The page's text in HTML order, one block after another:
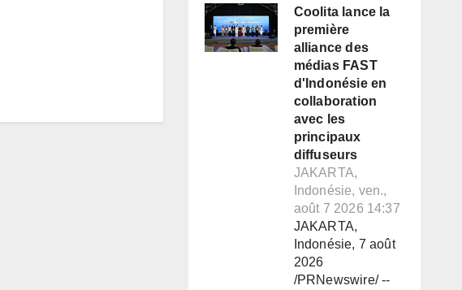
Coolita lance la
première
alliance des
médias FAST
d'Indonésie en
collaboration
avec les
principaux
diffuseurs
JAKARTA,
Indonésie, ven.,
août 7 2026 14:37
JAKARTA,
Indonésie, 7 août
2026
/PRNewswire/ --